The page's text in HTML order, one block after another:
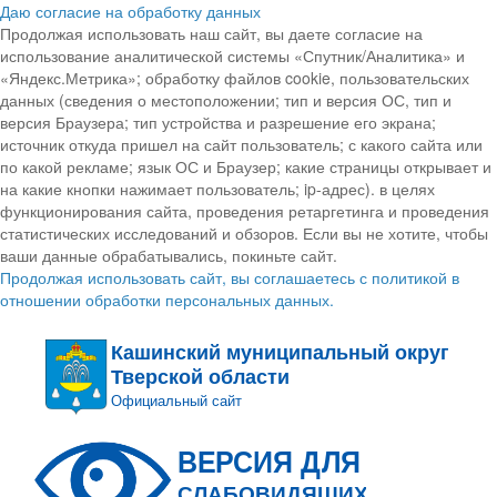
Даю согласие на обработку данных
Продолжая использовать наш сайт, вы даете согласие на
использование аналитической системы «Спутник/Аналитика» и
«Яндекс.Метрика»; обработку файлов cookie, пользовательских
данных (сведения о местоположении; тип и версия ОС, тип и
версия Браузера; тип устройства и разрешение его экрана;
источник откуда пришел на сайт пользователь; с какого сайта или
по какой рекламе; язык ОС и Браузер; какие страницы открывает и
на какие кнопки нажимает пользователь; ip-адрес). в целях
функционирования сайта, проведения ретаргетинга и проведения
статистических исследований и обзоров. Если вы не хотите, чтобы
ваши данные обрабатывались, покиньте сайт.
Продолжая использовать сайт, вы соглашаетесь с политикой в
отношении обработки персональных данных.